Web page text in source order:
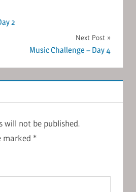
2
Next Post
Music Challenge – Day 4
will not be published.
marked *